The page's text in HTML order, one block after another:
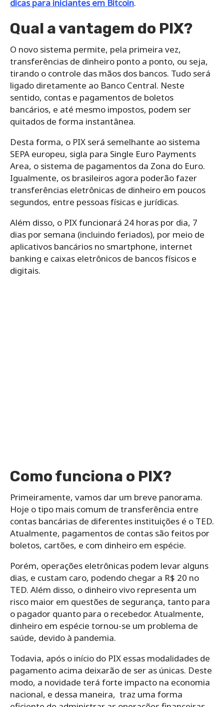
dicas para iniciantes em Bitcoin.
Qual a vantagem do PIX?
O novo sistema permite, pela primeira vez,
transferências de dinheiro ponto a ponto, ou seja,
tirando o controle das mãos dos bancos. Tudo será
ligado diretamente ao Banco Central. Neste
sentido, contas e pagamentos de boletos
bancários, e até mesmo impostos, podem ser
quitados de forma instantânea.
Desta forma, o PIX será semelhante ao sistema
SEPA europeu, sigla para Single Euro Payments
Area, o sistema de pagamentos da Zona do Euro.
Igualmente, os brasileiros agora poderão fazer
transferências eletrônicas de dinheiro em poucos
segundos, entre pessoas físicas e jurídicas.
Além disso, o PIX funcionará 24 horas por dia, 7
dias por semana (incluindo feriados), por meio de
aplicativos bancários no smartphone, internet
banking e caixas eletrônicos de bancos físicos e
digitais.
Como funciona o PIX?
Primeiramente, vamos dar um breve panorama.
Hoje o tipo mais comum de transferência entre
contas bancárias de diferentes instituições é o TED.
Atualmente, pagamentos de contas são feitos por
boletos, cartões, e com dinheiro em espécie.
Porém, operações eletrônicas podem levar alguns
dias, e custam caro, podendo chegar a R$ 20 no
TED. Além disso, o dinheiro vivo representa um
risco maior em questões de segurança, tanto para
o pagador quanto para o recebedor. Atualmente,
dinheiro em espécie tornou-se um problema de
saúde, devido à pandemia.
Todavia, após o início do PIX essas modalidades de
pagamento acima deixarão de ser as únicas. Deste
modo, a novidade terá forte impacto na economia
nacional, e dessa maneira, traz uma forma